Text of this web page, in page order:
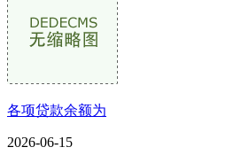
各项贷款余额为
2026-06-15